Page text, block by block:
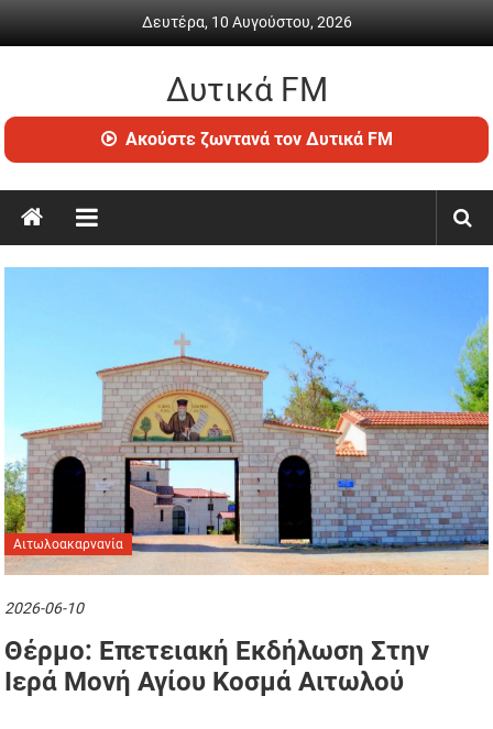
Δευτέρα, 10 Αυγούστου, 2026
Δυτικά FM
Ραδιόφωνο
•
ενημέρωση
Ακούστε ζωντανά τον Δυτικά FM
Αιτωλοακαρνανία
2026-06-10
Θέρμο: Επετειακή Εκδήλωση Στην
Ιερά Μονή Αγίου Κοσμά Αιτωλού